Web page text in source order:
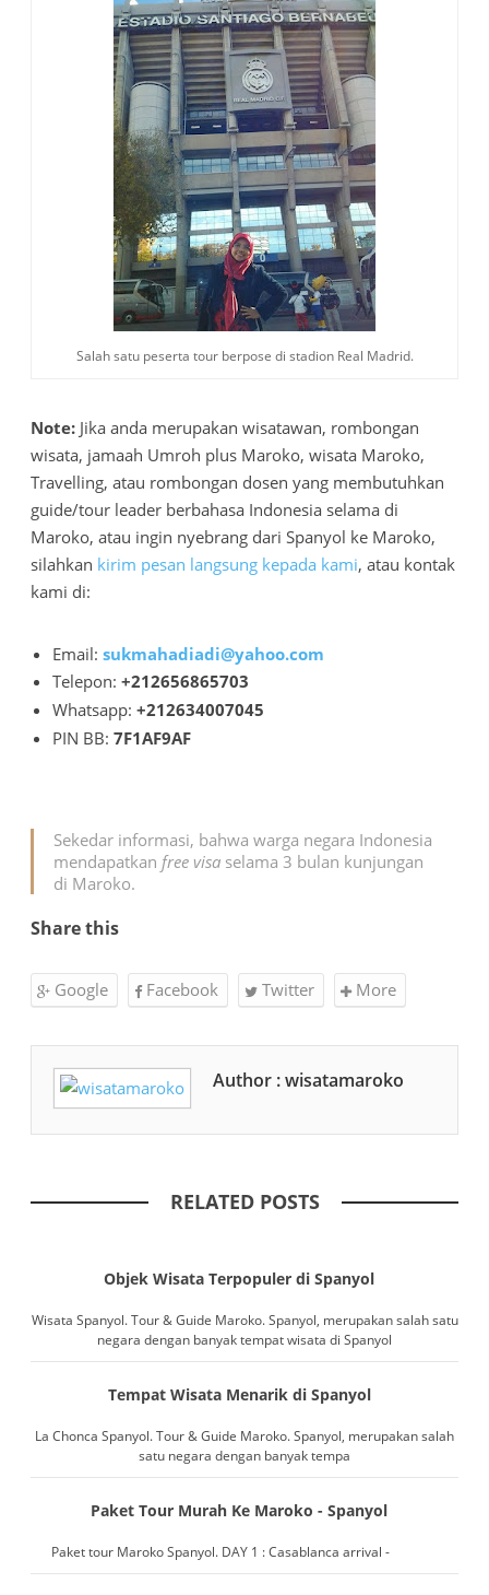
Salah satu peserta tour berpose di stadion Real Madrid.
Note: Jika anda merupakan wisatawan, rombongan
wisata, jamaah Umroh plus Maroko, wisata Maroko,
Travelling, atau rombongan dosen yang membutuhkan
guide/tour leader berbahasa Indonesia selama di
Maroko, atau ingin nyebrang dari Spanyol ke Maroko,
silahkan kirim pesan langsung kepada kami, atau kontak
kami di:
Email: sukmahadiadi@yahoo.com
Telepon: +212656865703
Whatsapp: +212634007045
PIN BB: 7F1AF9AF
Sekedar informasi, bahwa warga negara Indonesia
mendapatkan free visa selama 3 bulan kunjungan
di Maroko.
Share this
Google Facebook Twitter More
Author : wisatamaroko
RELATED POSTS
Objek Wisata Terpopuler di Spanyol
Wisata Spanyol. Tour & Guide Maroko. Spanyol, merupakan salah satu
negara dengan banyak tempat wisata di Spanyol
Tempat Wisata Menarik di Spanyol
La Chonca Spanyol. Tour & Guide Maroko. Spanyol, merupakan salah
satu negara dengan banyak tempa
Paket Tour Murah Ke Maroko - Spanyol
Paket tour Maroko Spanyol. DAY 1 : Casablanca arrival -